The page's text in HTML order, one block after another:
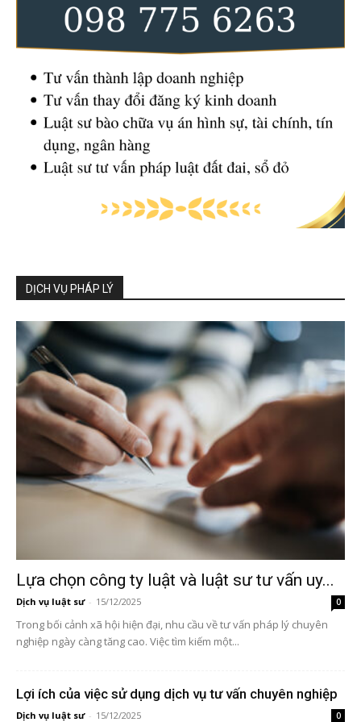
DỊCH VỤ PHÁP LÝ
Lựa chọn công ty luật và luật sư tư vấn uy...
Dịch vụ luật sư - 15/12/2025 0
Trong bối cảnh xã hội hiện đại, nhu cầu về tư vấn pháp lý chuyên
nghiệp ngày càng tăng cao. Việc tìm kiếm một...
Lợi ích của việc sử dụng dịch vụ tư vấn chuyên nghiệp
Dịch vụ luật sư - 15/12/2025 0